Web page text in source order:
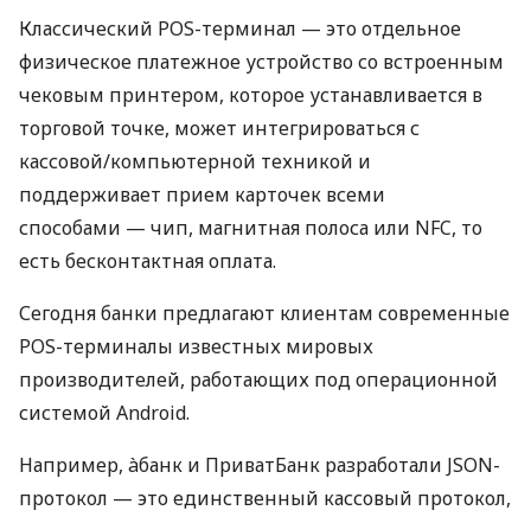
Классический POS-терминал — это отдельное
физическое платежное устройство со встроенным
чековым принтером, которое устанавливается в
торговой точке, может интегрироваться с
кассовой/компьютерной техникой и
поддерживает прием карточек всеми
способами — чип, магнитная полоса или NFC, то
есть бесконтактная оплата.
Сегодня банки предлагают клиентам современные
POS-терминалы известных мировых
производителей, работающих под операционной
системой Android.
Например, àбанк и ПриватБанк разработали JSON-
протокол — это единственный кассовый протокол,